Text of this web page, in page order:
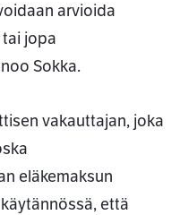
arvioida
jopa
Sokka.
vakauttajan, joka
eläkemaksun
että